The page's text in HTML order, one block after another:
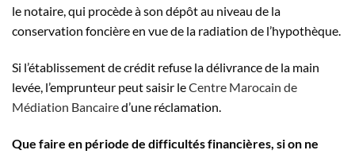
le notaire, qui procède à son dépôt au niveau de la
conservation foncière en vue de la radiation de l’hypothèque.
Si l’établissement de crédit refuse la délivrance de la main
levée, l’emprunteur peut saisir leCentre Marocain de
Médiation Bancaired’une réclamation.
Que faire en période de difficultés financières, si on ne